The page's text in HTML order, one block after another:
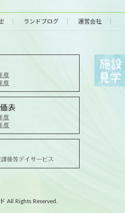
ランドブログ 運営会社
度
度
表
度
度
後等デイサービス
All Rights Reserved.